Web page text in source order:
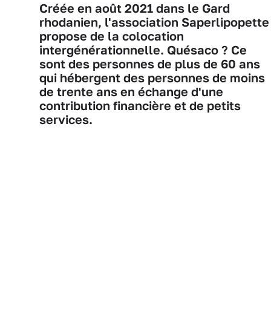
Créée en août 2021 dans le Gard
rhodanien, l'association Saperlipopette
propose de la colocation
intergénérationnelle. Quésaco ? Ce
sont des personnes de plus de 60 ans
qui hébergent des personnes de moins
de trente ans en échange d'une
contribution financière et de petits
services.